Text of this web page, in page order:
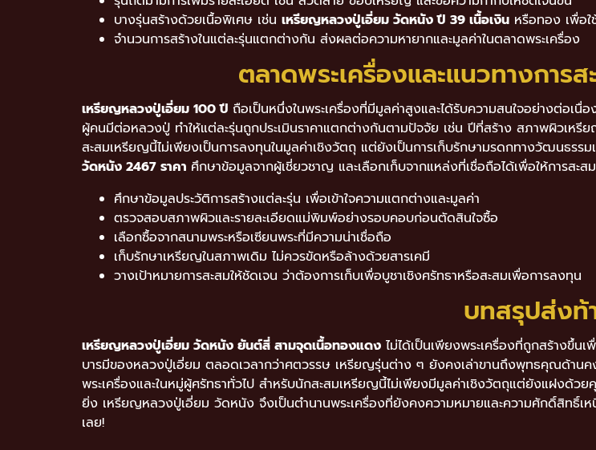
บางรุ่นสร้างด้วยเนื้อพิเศษ เช่น เหรียญหลวงปู่เอี่ยม วัดหนัง ปี 39 เนื้อเงิน หรือทอง เพื่อ
จำนวนการสร้างในแต่ละรุ่นแตกต่างกัน ส่งผลต่อความหายากและมูลค่าในตลาดพระเครื่อง
ตลาดพระเครื่องและแนวทางการ
เหรียญหลวงปู่เอี่ยม 100 ปี ถือเป็นหนึ่งในพระเครื่องที่มีมูลค่าสูงและได้รับความสนใจอย่างต่อเ
ผู้คนมีต่อหลวงปู่ ทำให้แต่ละรุ่นถูกประเมินราคาแตกต่างกันตามปัจจัย เช่น ปีที่สร้าง สภาพผิวเ
สะสมเหรียญนี้ไม่เพียงเป็นการลงทุนในมูลค่าเชิงวัตถุ แต่ยังเป็นการเก็บรักษามรดกทางวัฒนธรร
วัดหนัง 2467 ราคา ศึกษาข้อมูลจากผู้เชี่ยวชาญ และเลือกเก็บจากแหล่งที่เชื่อถือได้เพื่อให้การส
ศึกษาข้อมูลประวัติการสร้างแต่ละรุ่น เพื่อเข้าใจความแตกต่างและมูลค่า
ตรวจสอบสภาพผิวและรายละเอียดแม่พิมพ์อย่างรอบคอบก่อนตัดสินใจซื้อ
เลือกซื้อจากสนามพระหรือเซียนพระที่มีความน่าเชื่อถือ
เก็บรักษาเหรียญในสภาพเดิม ไม่ควรขัดหรือล้างด้วยสารเคมี
วางเป้าหมายการสะสมให้ชัดเจน ว่าต้องการเก็บเพื่อบูชาเชิงศรัทธาหรือสะสมเพื่อการลงทุน
บทสรุปส่งท้
เหรียญหลวงปู่เอี่ยม วัดหนัง ยันต์สี่ สามจุดเนื้อทองแดง ไม่ได้เป็นเพียงพระเครื่องที่ถูกสร้างขึ้
บารมีของหลวงปู่เอี่ยม ตลอดเวลากว่าศตวรรษ เหรียญรุ่นต่าง ๆ ยังคงเล่าขานถึงพุทธคุณด้านค
พระเครื่องและในหมู่ผู้ศรัทธาทั่วไป สำหรับนักสะสมเหรียญนี้ไม่เพียงมีมูลค่าเชิงวัตถุแต่ยังแฝง
ยิ่ง เหรียญหลวงปู่เอี่ยม วัดหนัง จึงเป็นตำนานพระเครื่องที่ยังคงความหมายและความศักดิ์สิทธิ์เห
เลย!